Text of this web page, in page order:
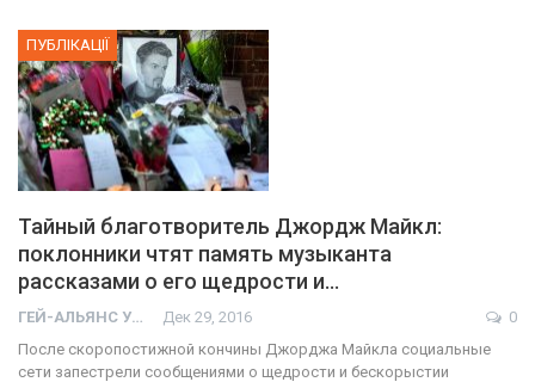
ПУБЛІКАЦІЇ
Тайный благотворитель Джордж Майкл:
поклонники чтят память музыканта
рассказами о его щедрости и…
ГЕЙ-АЛЬЯНС УКРАИНА Дек 29, 2016
0
После скоропостижной кончины Джорджа Майкла социальные
сети запестрели сообщениями о щедрости и бескорыстии